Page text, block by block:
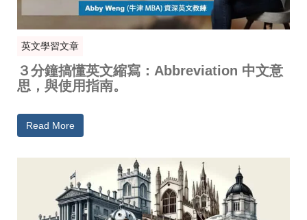
英文學習文章
３分鐘搞懂英文縮寫：Abbreviation 中文意
思，與使用指南。
Read More